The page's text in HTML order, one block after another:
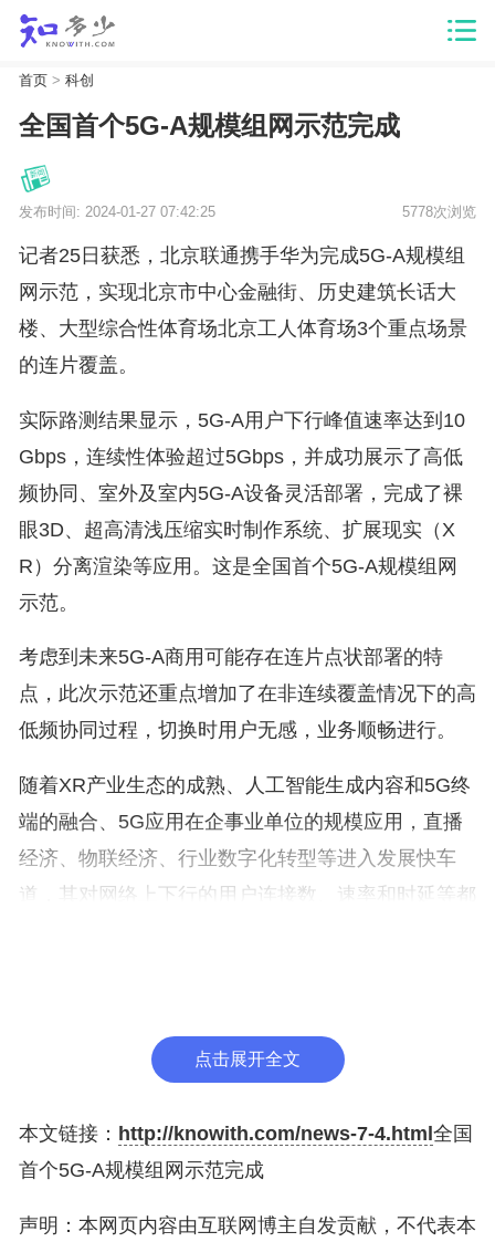
首页> 科创
全国首个5G-A规模组网示范完成
发布时间: 2024-01-27 07:42:25 5778次浏览
记者25日获悉，北京联通携手华为完成5G-A规模组
网示范，实现北京市中心金融街、历史建筑长话大
楼、大型综合性体育场北京工人体育场3个重点场景
的连片覆盖。
实际路测结果显示，5G-A用户下行峰值速率达到10
Gbps，连续性体验超过5Gbps，并成功展示了高低
频协同、室外及室内5G-A设备灵活部署，完成了裸
眼3D、超高清浅压缩实时制作系统、扩展现实（X
R）分离渲染等应用。这是全国首个5G-A规模组网
示范。
考虑到未来5G-A商用可能存在连片点状部署的特
点，此次示范还重点增加了在非连续覆盖情况下的高
低频协同过程，切换时用户无感，业务顺畅进行。
随着XR产业生态的成熟、人工智能生成内容和5G终
端的融合、5G应用在企事业单位的规模应用，直播
经济、物联经济、行业数字化转型等进入发展快车
道，其对网络上下行的用户连接数、速率和时延等都
点击展开全文
本文链接： http://knowith.com/news-7-4.html 全国
首个5G-A规模组网示范完成
声明：本网页内容由互联网博主自发贡献，不代表本